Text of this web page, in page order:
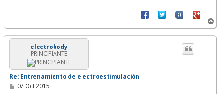
r
r
electrobody
PRINCIPIANTE
Re: Entrenamiento de electroestimulación
M
07 Oct 2015